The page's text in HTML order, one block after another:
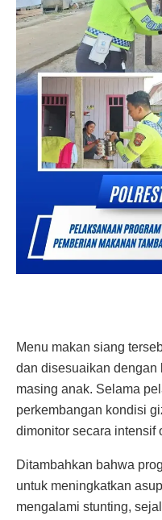
Menu makan siang
dan disesuaikan dengan
masing anak. Selama
perkembangan kondisi
dimonitor secara intensif
Ditambahkan bahwa
untuk meningkatkan
mengalami stunting,